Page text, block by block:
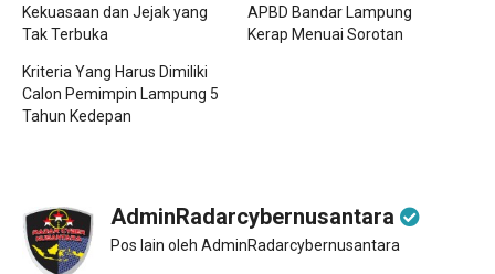
Kekuasaan dan Jejak yang
Tak Terbuka
APBD Bandar Lampung
Kerap Menuai Sorotan
Kriteria Yang Harus Dimiliki
Calon Pemimpin Lampung 5
Tahun Kedepan
AdminRadarcybernusantara
Pos lain oleh AdminRadarcybernusantara